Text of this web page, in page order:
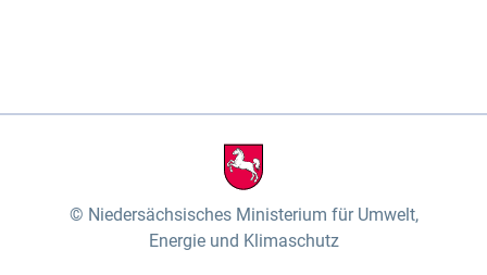
Niedersächsisches Ministerium für Umwelt,
Energie und Klimaschutz